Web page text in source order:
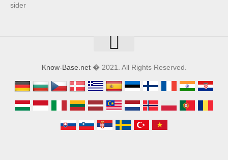
sider
Know-Base.net� 2021. All Rights Reserved.